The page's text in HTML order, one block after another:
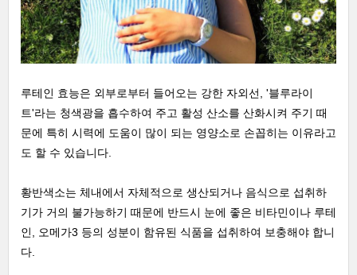
루테인 효능은 외부로부터 들어오는 강한 자외선, '블루라이
트'라는 청색광을 흡수하여 주고 활성 산소를 산화시켜 주기 때
문에 특히 시력에 도움이 많이 되는 영양소로 손꼽히는 이유라고
도 할 수 있습니다.
황반색소는 체내에서 자체적으로 생산되거나 음식으로 섭취하
기가 거의 불가능하기 때문에 반드시 눈에 좋은 비타민이나 루테
인, 오메가3 등의 성분이 함유된 식품을 섭취하여 보충해야 합니
다.